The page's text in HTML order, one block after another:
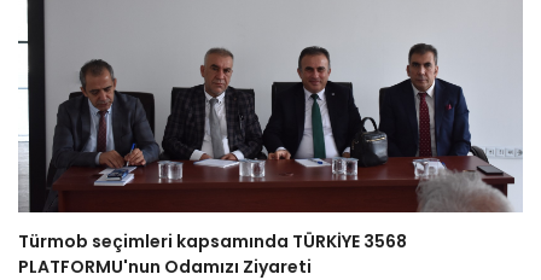
Türmob seçimleri kapsamında TÜRKİYE 3568
PLATFORMU'nun Odamızı Ziyareti